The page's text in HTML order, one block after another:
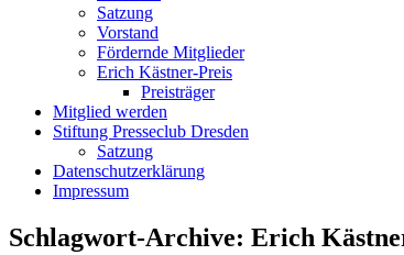
Satzung
Vorstand
Fördernde Mitglieder
Erich Kästner-Preis
Preisträger
Mitglied werden
Stiftung Presseclub Dresden
Satzung
Datenschutzerklärung
Impressum
Schlagwort-Archive: Erich